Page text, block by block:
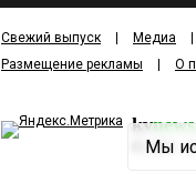
Свежий выпуск Медиа
Размещение рекламы
О
kv
Мы